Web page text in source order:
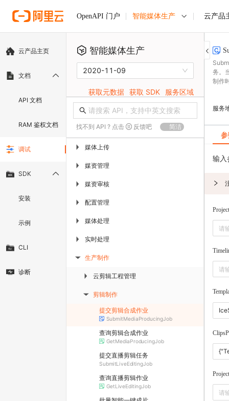
OpenAPI 门户 智能媒体生产 云产品
云产品主页
文档
API 文档
RAM 鉴权文档
调试
SDK
安装
示例
CLI
诊断
智能媒体生产
2020-11-09
获取元数据 获取 SDK 服务区域
找不到 API ? 点击 反馈吧 简洁
▶ 媒体上传
▶ 媒资管理
▶ 媒资审核
▶ 配置管理
▶ 媒体处理
▶ 实时处理
▶ 生产制作
▶ 云剪辑工程管理
▶ 剪辑制作
提交剪辑合成作业
SubmitMediaProducingJob
查询剪辑合成作业
GetMediaProducingJob
提交直播剪辑任务
SubmitLiveEditingJob
查询直播剪辑作业
GetLiveEditingJob
务。
制作
服务
输入